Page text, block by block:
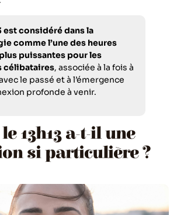
est considéré dans la
comme l’une des heures
puissantes pour les
célibataires, associée à la fois à
le passé et à l’émergence
profonde à venir.
13h13 a-t-il une
si particulière ?